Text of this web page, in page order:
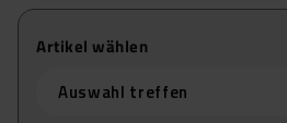
Artikel wählen